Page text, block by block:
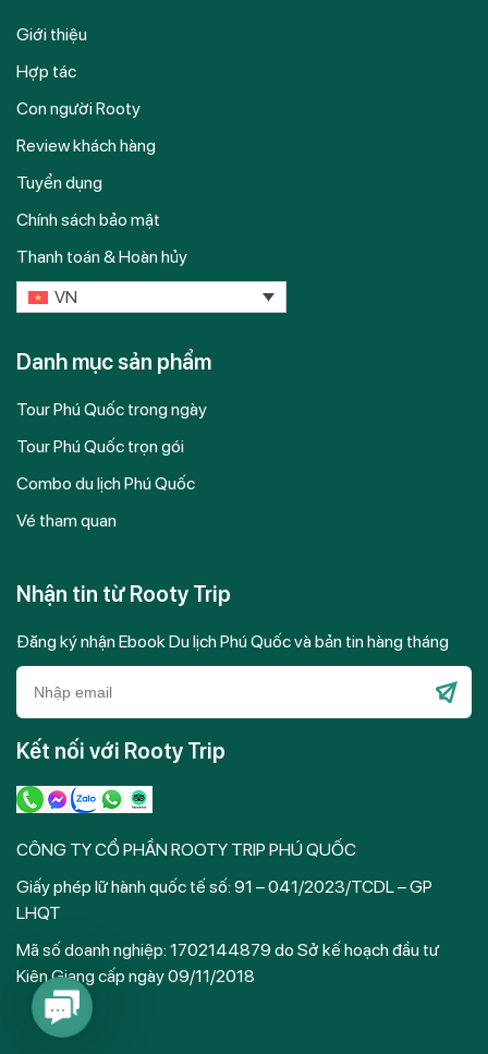
Giới thiệu
Hợp tác
Con người Rooty
Review khách hàng
Tuyển dụng
Chính sách bảo mật
Thanh toán & Hoàn hủy
VN
Danh mục sản phẩm
Tour Phú Quốc trong ngày
Tour Phú Quốc trọn gói
Combo du lịch Phú Quốc
Vé tham quan
Nhận tin từ Rooty Trip
Đăng ký nhận Ebook Du lịch Phú Quốc và bản tin hàng tháng
Please
Kết nối với Rooty Trip
CÔNG TY CỔ PHẦN ROOTY TRIP PHÚ QUỐC
Giấy phép lữ hành quốc tế số: 91 – 041/2023/TCDL – GP
LHQT
Mã số doanh nghiệp: 1702144879 do Sở kế hoạch đầu tư
Kiên Giang cấp ngày 09/11/2018
Contact
Us